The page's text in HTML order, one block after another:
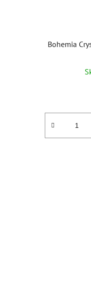
Bohemia